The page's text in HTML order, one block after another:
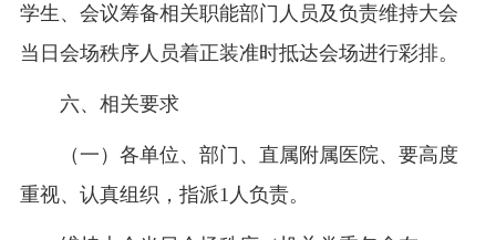
学生、会议筹备相关职能部门人员及负责维持大会
当日会场秩序人员着正装准时抵达会场进行彩排。
六、相关要求
（一）各单位、部门、直属附属医院、要高度
重视、认真组织，指派1人负责。